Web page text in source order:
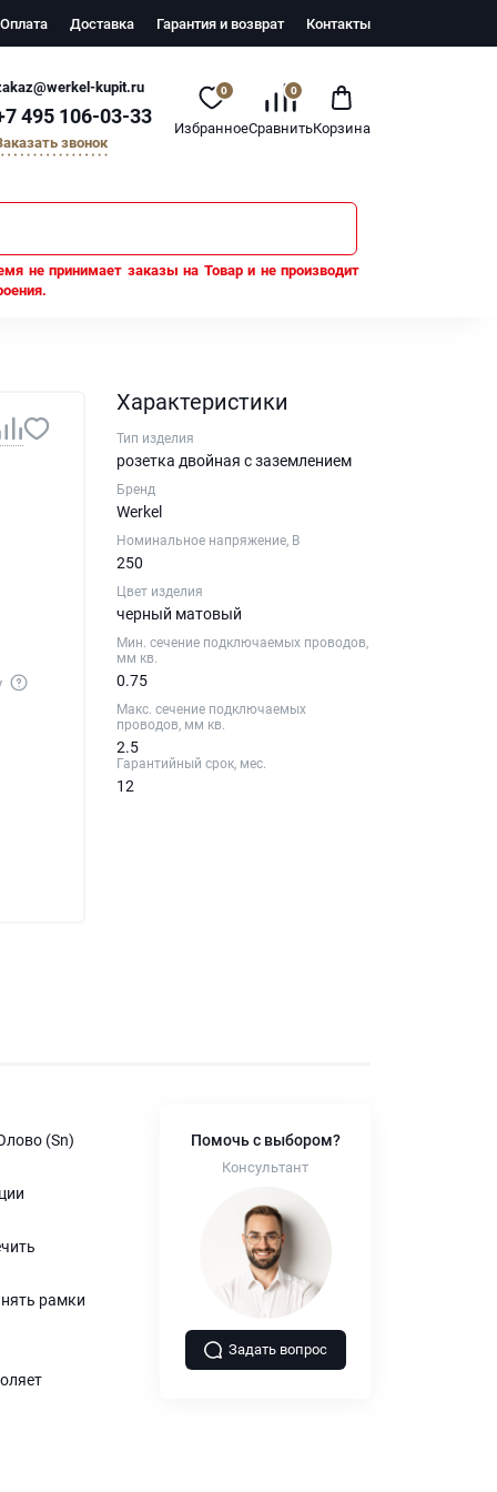
Оплата Доставка Гарантия и возврат Контакты
kupit.ru
495 106-03-33
звонок
0
Избранное
0
СравнитьКорзина
не принимает заказы на Товар и не производит
Характеристики
Тип изделия
розетка двойная с заземлением
Бренд
Werkel
Номинальное напряжение, В
250
Цвет изделия
черный матовый
Мин. сечение подключаемых проводов,
мм кв.
0.75
Макс. сечение подключаемых
проводов, мм кв.
2.5
Гарантийный срок, мес.
12
(Sn)
рамки
Помочь с выбором?
Консультант
Задать вопрос